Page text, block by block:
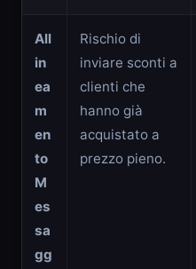
All
in
ea
m
en
to
M
es
sa
gg
Rischio di
inviare sconti a
clienti che
hanno già
acquistato a
prezzo pieno.